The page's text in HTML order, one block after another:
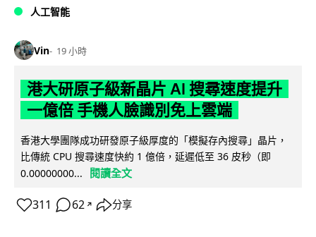
人工智能
Vin 19 小時
港大研原子級新晶片 AI 搜尋速度提升
一億倍 手機人臉識別免上雲端
香港大學團隊成功研發原子級厚度的「模擬存內搜尋」晶片，
比傳統 CPU 搜尋速度快約 1 億倍，延遲低至 36 皮秒（即
0.00000000...
閱讀全文
311 62 ↗ 分享